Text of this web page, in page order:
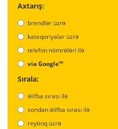
Axtarış:
brendlər üzrə
kateqoriyalar üzrə
telefon nömrələri ilə
via Google™
Sırala:
əlifba sırası ilə
sondan əlifba sırası ilə
reytinq üzrə